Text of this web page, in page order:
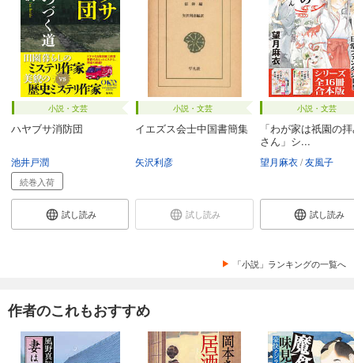
小説・文芸
ハヤブサ消防団
池井戸潤
続巻入荷
試し読み
小説・文芸
イエズス会士中国書簡集
矢沢利彦
試し読み
小説・文芸
「わが家は祇園の
さん」シ...
望月麻衣 友風子
試し読み
「小説」ランキングの一覧へ
作者のこれもおすすめ